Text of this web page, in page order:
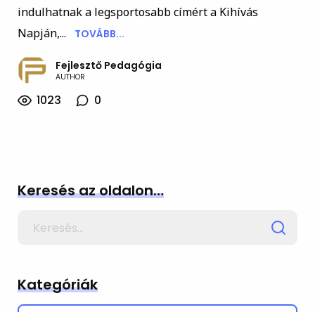
indulhatnak a legsportosabb címért a Kihívás
Napján,...
TOVÁBB...
Fejlesztő Pedagógia
AUTHOR
1023 0
Keresés az oldalon…
Kategóriák